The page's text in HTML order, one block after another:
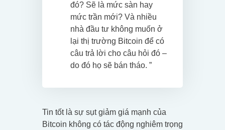
đó? Sẽ là mức sàn hay
mức trần mới? Và nhiều
nhà đầu tư không muốn ở
lại thị trường Bitcoin để có
câu trả lời cho câu hỏi đó –
do đó họ sẽ bán tháo. ”
Tin tốt là sự sụt giảm giá mạnh của
Bitcoin không có tác động nghiêm trọng